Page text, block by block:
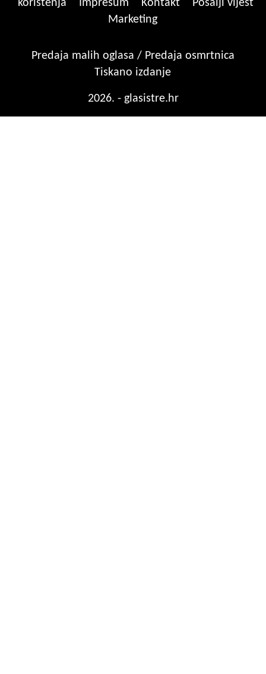
korištenja
Impresum Kontakt
Pošalji vijest
Marketing
Predaja malih oglasa / Predaja osmrtnica
Tiskano izdanje
2026. - glasistre.hr